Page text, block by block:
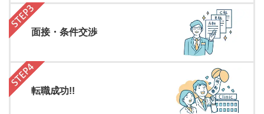
面接・条件交渉
転職成功!!